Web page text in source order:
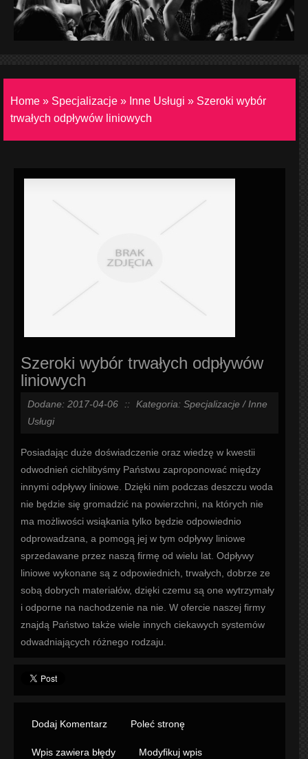
Home » Specjalizacje » Inne Usługi » Szeroki wybór
trwałych odpływów liniowych
Szeroki wybór trwałych odpływów
liniowych
Dodane: 2017-04-06 ::
Kategoria: Specjalizacje / Inne
Usługi
Posiadając duże doświadczenie oraz wiedzę w kwestii
odwodnień cichlibyśmy Państwu zaproponować między
innymi odpływy liniowe. Dzięki nim podczas deszczu woda
nie będzie się gromadzić na powierzchni, na których nie
ma możliwości wsiąkania tylko będzie odpowiednio
odprowadzana, a pomogą jej w tym odpływy liniowe
sprzedawane przez naszą firmę od wielu lat. Odpływy
liniowe wykonane są z odpowiednich, trwałych, dobrze ze
sobą dobrych materiałów, dzięki czemu są one wytrzymały
i odporne na nachodzenie na nie. W ofercie naszej firmy
znajdą Państwo także wiele innych ciekawych systemów
odwadniających różnego rodzaju.
Dodaj Komentarz Poleć stronę
Wpis zawiera błędy Modyfikuj wpis